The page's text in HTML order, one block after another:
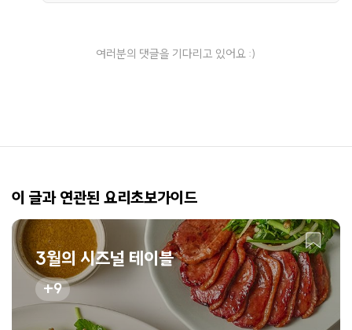
여러분의 댓글을 기다리고 있어요 :)
이 글과 연관된 요리초보가이드
3월의 시즈널 테이블
9